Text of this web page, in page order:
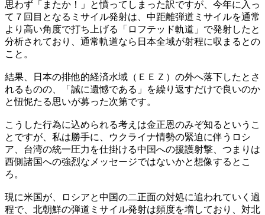
思わず「またか！」と憤ってしまった訳ですが、今年に入っ
て７回目となるミサイル発射は、中距離弾道ミサイルを通常
より高い角度で打ち上げる「ロフテッド軌道」で発射したと
分析されており、通常軌道なら日本全域が射程に収まるとの
こと。
結果、日本の排他的経済水域（ＥＥＺ）の外へ落下したとさ
れるものの、「誠に遺憾である」を繰り返すだけで良いのか
と忸怩たる思いが募った次第です。
こうした行為に込められる考えは金正恩のみぞ知るというこ
とですが、私は勝手に、ウクライナ情勢の緊迫に伴うロシ
ア、台湾の統一圧力を仕掛ける中国への援護射撃、つまりは
西側諸国への強烈なメッセージではないかと想像するとこ
ろ。
現に米国が、ロシアと中国の二正面の対処に追われていく過
程で、北朝鮮の弾道ミサイル発射は頻度を増しており、対北